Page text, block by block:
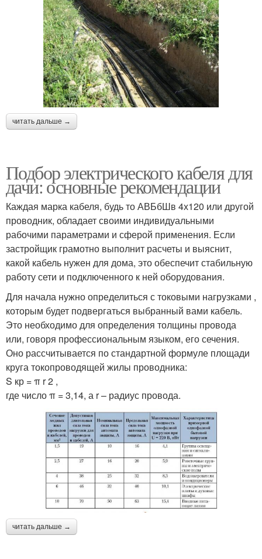
читать дальше →
Подбор электрического кабеля для
дачи: основные рекомендации
Каждая марка кабеля, будь то АВБбШв 4х120 или другой
проводник, обладает своими индивидуальными
рабочими параметрами и сферой применения. Если
застройщик грамотно выполнит расчеты и выяснит,
какой кабель нужен для дома, это обеспечит стабильную
работу сети и подключенного к ней оборудования.
Для начала нужно определиться с токовыми нагрузками ,
которым будет подвергаться выбранный вами кабель.
Это необходимо для определения толщины провода
или, говоря профессиональным языком, его сечения.
Оно рассчитывается по стандартной формуле площади
круга токопроводящей жилы проводника:
S кр = π r 2 ,
где число π = 3,14, а r – радиус провода.
читать дальше →